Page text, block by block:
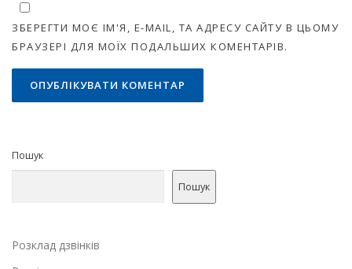
ЗБЕРЕГТИ МОЄ ІМ'Я, E-MAIL, ТА АДРЕСУ САЙТУ В ЦЬОМУ
БРАУЗЕРІ ДЛЯ МОЇХ ПОДАЛЬШИХ КОМЕНТАРІВ.
Пошук
Пошук
Розклад дзвінків